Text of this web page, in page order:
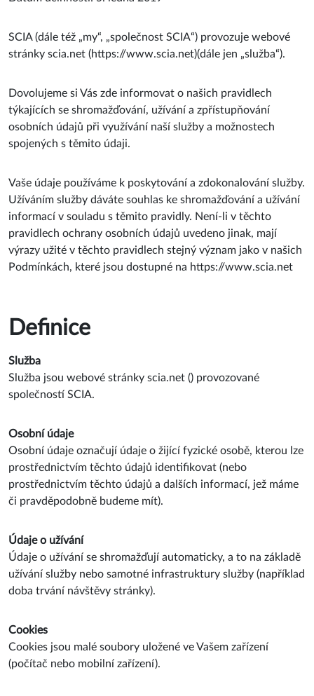
SCIA (dále též „my“, „společnost SCIA“) provozuje webové
stránky scia.net (https://www.scia.net)(dále jen „služba“).
Dovolujeme si Vás zde informovat o našich pravidlech
týkajících se shromažďování, užívání a zpřístupňování
osobních údajů při využívání naší služby a možnostech
spojených s těmito údaji.
Vaše údaje používáme k poskytování a zdokonalování služby.
Užíváním služby dáváte souhlas ke shromažďování a užívání
informací v souladu s těmito pravidly. Není-li v těchto
pravidlech ochrany osobních údajů uvedeno jinak, mají
výrazy užité v těchto pravidlech stejný význam jako v našich
Podmínkách, které jsou dostupné na https://www.scia.net
Definice
Služba
Služba jsou webové stránky scia.net () provozované
společností SCIA.
Osobní údaje
Osobní údaje označují údaje o žijící fyzické osobě, kterou lze
prostřednictvím těchto údajů identifikovat (nebo
prostřednictvím těchto údajů a dalších informací, jež máme
či pravděpodobně budeme mít).
Údaje o užívání
Údaje o užívání se shromažďují automaticky, a to na základě
užívání služby nebo samotné infrastruktury služby (například
doba trvání návštěvy stránky).
Cookies
Cookies jsou malé soubory uložené ve Vašem zařízení
(počítač nebo mobilní zařízení).